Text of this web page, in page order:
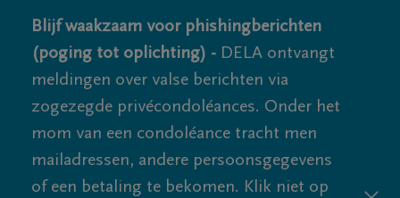
Blijf waakzaam voor phishingberichten
(poging tot oplichting) - DELA ontvangt
meldingen over valse berichten via
zogezegde privécondoléances. Onder het
mom van een condoléance tracht men
mailadressen, andere persoonsgegevens
of een betaling te bekomen. Klik niet op